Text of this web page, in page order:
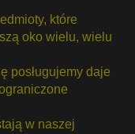
które
oko wielu, wielu
posługujemy daje
w naszej